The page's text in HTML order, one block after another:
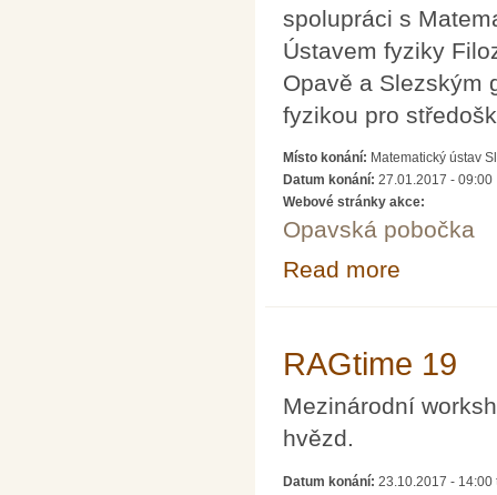
spolupráci s
Ústavem fyziky
Opavě a Slezským
fyzikou pro
Místo konání: Matematický ústav
Datum konání: 27.01.2017 - 09:00
Webové stránky akce:
Opavská pobočka
Read more
RAGtime 19
Mezinárodní
hvězd.
Datum konání: 23.10.2017 - 14:00